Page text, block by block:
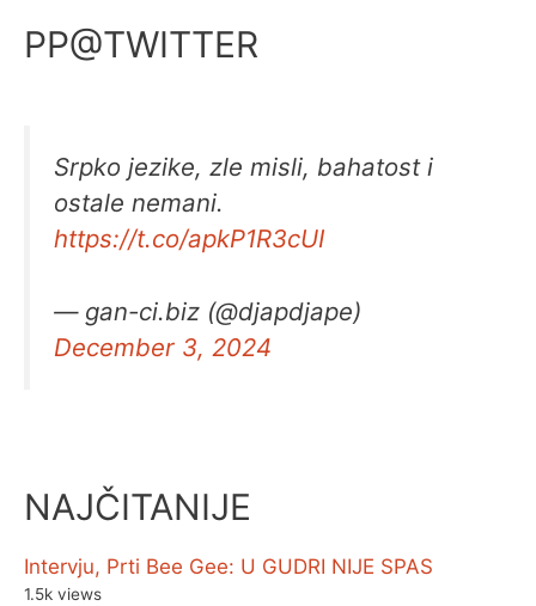
PP@TWITTER
Srpko jezike, zle misli, bahatost i
ostale nemani.
https://t.co/apkP1R3cUI
— gan-ci.biz (@djapdjape)
December 3, 2024
NAJČITANIJE
Intervju, Prti Bee Gee: U GUDRI NIJE SPAS
1.5k views